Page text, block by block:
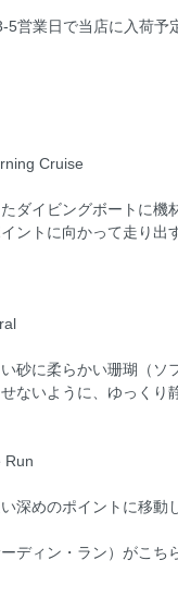
5営業日で当店に入荷予
Cruise
ダイビングボートに
ントに向かって走り
砂に柔らかい珊瑚（
ないように、ゆっくり
Run
深めのポイントに移動
ディン・ラン）がこち